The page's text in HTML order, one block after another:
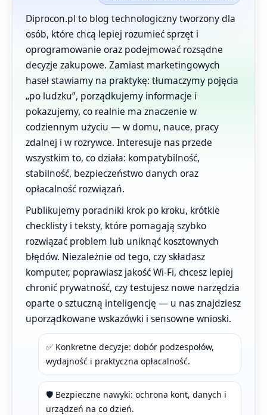
Diprocon.pl to blog technologiczny tworzony dla
osób, które chcą lepiej rozumieć sprzęt i
oprogramowanie oraz podejmować rozsądne
decyzje zakupowe. Zamiast marketingowych
haseł stawiamy na praktykę: tłumaczymy pojęcia
„po ludzku”, porządkujemy informacje i
pokazujemy, co realnie ma znaczenie w
codziennym użyciu — w domu, nauce, pracy
zdalnej i w rozrywce. Interesuje nas przede
wszystkim to, co działa: kompatybilność,
stabilność, bezpieczeństwo danych oraz
opłacalność rozwiązań.
Publikujemy poradniki krok po kroku, krótkie
checklisty i teksty, które pomagają szybko
rozwiązać problem lub uniknąć kosztownych
błędów. Niezależnie od tego, czy składasz
komputer, poprawiasz jakość Wi-Fi, chcesz lepiej
chronić prywatność, czy testujesz nowe narzędzia
oparte o sztuczną inteligencję — u nas znajdziesz
uporządkowane wskazówki i sensowne wnioski.
✅ Konkretne decyzje: dobór podzespołów,
wydajność i praktyczna opłacalność.
🛡️ Bezpieczne nawyki: ochrona kont, danych i
urządzeń na co dzień.